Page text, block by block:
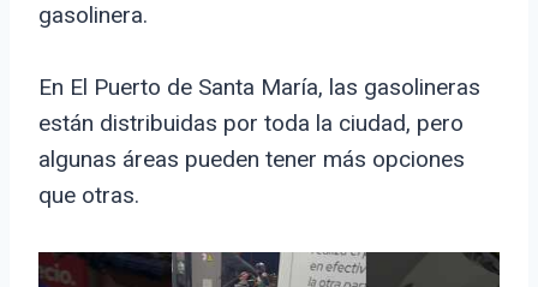
gasolinera.
En El Puerto de Santa María, las gasolineras
están distribuidas por toda la ciudad, pero
algunas áreas pueden tener más opciones
que otras.